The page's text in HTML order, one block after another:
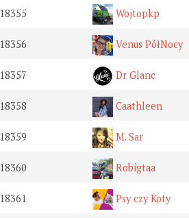
18355 Wojtopkp
18356 Venus PółNocy
18357 Dr Glanc
18358 Caathleen
18359 M. Sar
18360 Robigtaa
18361 Psy czy Koty